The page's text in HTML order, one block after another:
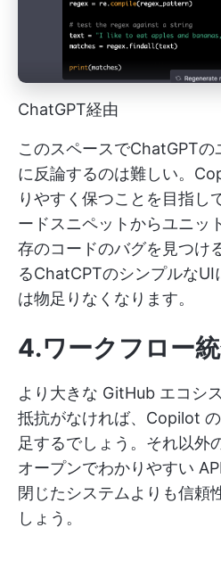
ChatGPT経由
このスペースでChatGPTの
に反論するのは難しい。
りやすく保つことを目指し
ードスニペットからユニッ
存のコードのバグを見つけ
るChatCPTのシンプルなUI
は物足りなくなります。
4.ワークフロー
より大きな GitHub エコシ
抵抗がなければ、Copilot
足するでしょう。それ以外
オープンでわかりやすい
閉じたシステムよりも信頼
しょう。